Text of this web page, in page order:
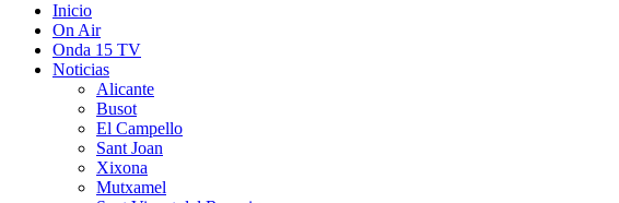
Inicio
On Air
Onda 15 TV
Noticias
Alicante
Busot
El Campello
Sant Joan
Xixona
Mutxamel